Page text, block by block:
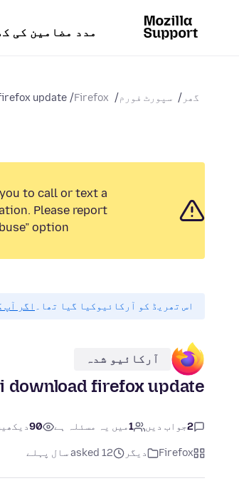
مدد مضامین کی
گھر سپورٹ فورم Firefox
update
to call or text a
Please report
option.
اس تھریڈ کو آرکائیوکیا گیا تھا۔ اگر آپ
آرکائیو شدہ
download firefox update
2جواب دیں 1میں یہ مسئلہ ہے 90
Firefox دیگر asked 12 سال پہلے